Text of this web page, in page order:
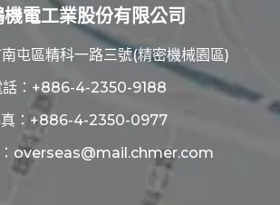
電工業股份有限公司
屯區精科一路三號(精密機械園區)
： +886-4-2350-9188
：+886-4-2350-0977
overseas@mail.chmer.com